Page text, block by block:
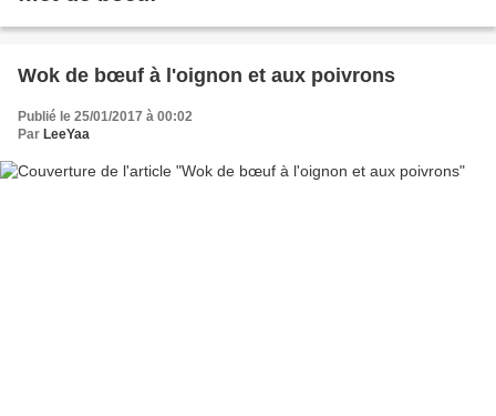
Wok de bœuf à l'oignon et aux poivrons
Publié le 25/01/2017 à 00:02
Par LeeYaa